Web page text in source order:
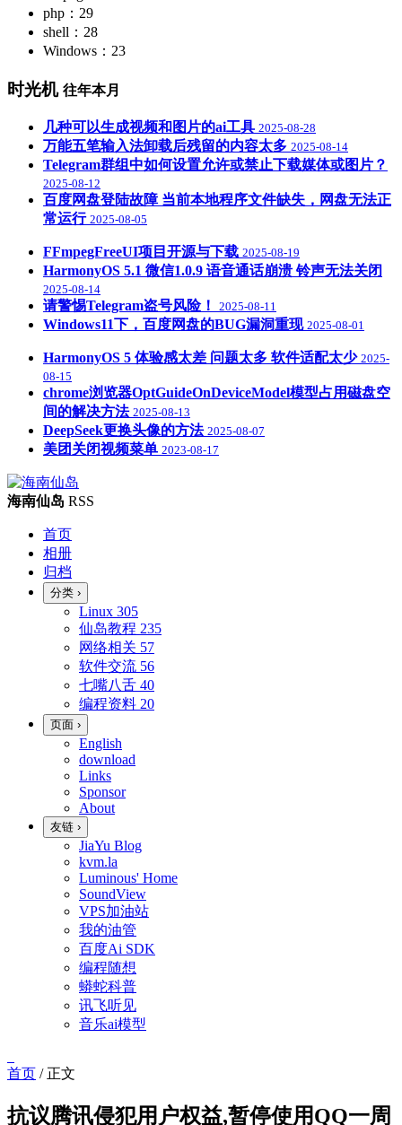
php：29
shell：28
Windows：23
时光机 往年本月
几种可以生成视频和图片的ai工具 2025-08-28
万能五笔输入法卸载后残留的内容太多 2025-08-14
Telegram群组中如何设置允许或禁止下载媒体或图片？
2025-08-12
百度网盘登陆故障 当前本地程序文件缺失，网盘无法正
常运行 2025-08-05
FFmpegFreeUI项目开源与下载 2025-08-19
HarmonyOS 5.1 微信1.0.9 语音通话崩溃 铃声无法关闭
2025-08-14
请警惕Telegram盗号风险！ 2025-08-11
Windows11下，百度网盘的BUG漏洞重现 2025-08-01
HarmonyOS 5 体验感太差 问题太多 软件适配太少 2025-
08-15
chrome浏览器OptGuideOnDeviceModel模型占用磁盘空
间的解决方法 2025-08-13
DeepSeek更换头像的方法 2025-08-07
美团关闭视频菜单 2023-08-17
海南仙岛 RSS
首页
相册
归档
分类 ›
Linux 305
仙岛教程 235
网络相关 57
软件交流 56
七嘴八舌 40
编程资料 20
页面 ›
English
download
Links
Sponsor
About
友链 ›
JiaYu Blog
kvm.la
Luminous' Home
SoundView
VPS加油站
我的油管
百度Ai SDK
编程随想
蟒蛇科普
讯飞听见
音乐ai模型
首页 / 正文
抗议腾讯侵犯用户权益,暂停使用QQ一周